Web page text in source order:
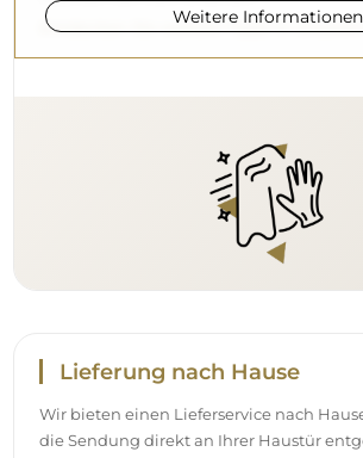
Hineintrageservicean, mit dem die
Ihre Wohnung gebracht wird (für Maße
einen Durchmesser von 100 cm). Bei
auswählen und bezahlen, trägt der Kurier
nicht in Ihre Wohnung hinein.
Anleitungen
Weitere Informationen